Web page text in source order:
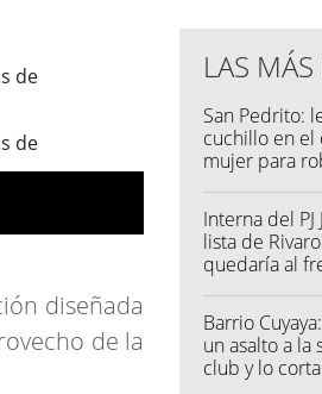
de
de
diseñada
de la
LAS
San Pedrito:
cuchillo en el
mujer para
Interna del PJ
lista de
quedaría al
Barrio
un asalto a la
club y lo